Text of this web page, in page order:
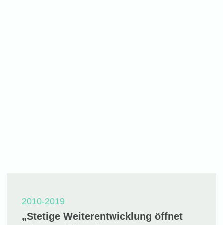
2010-2019
„Stetige Weiterentwicklung öffnet